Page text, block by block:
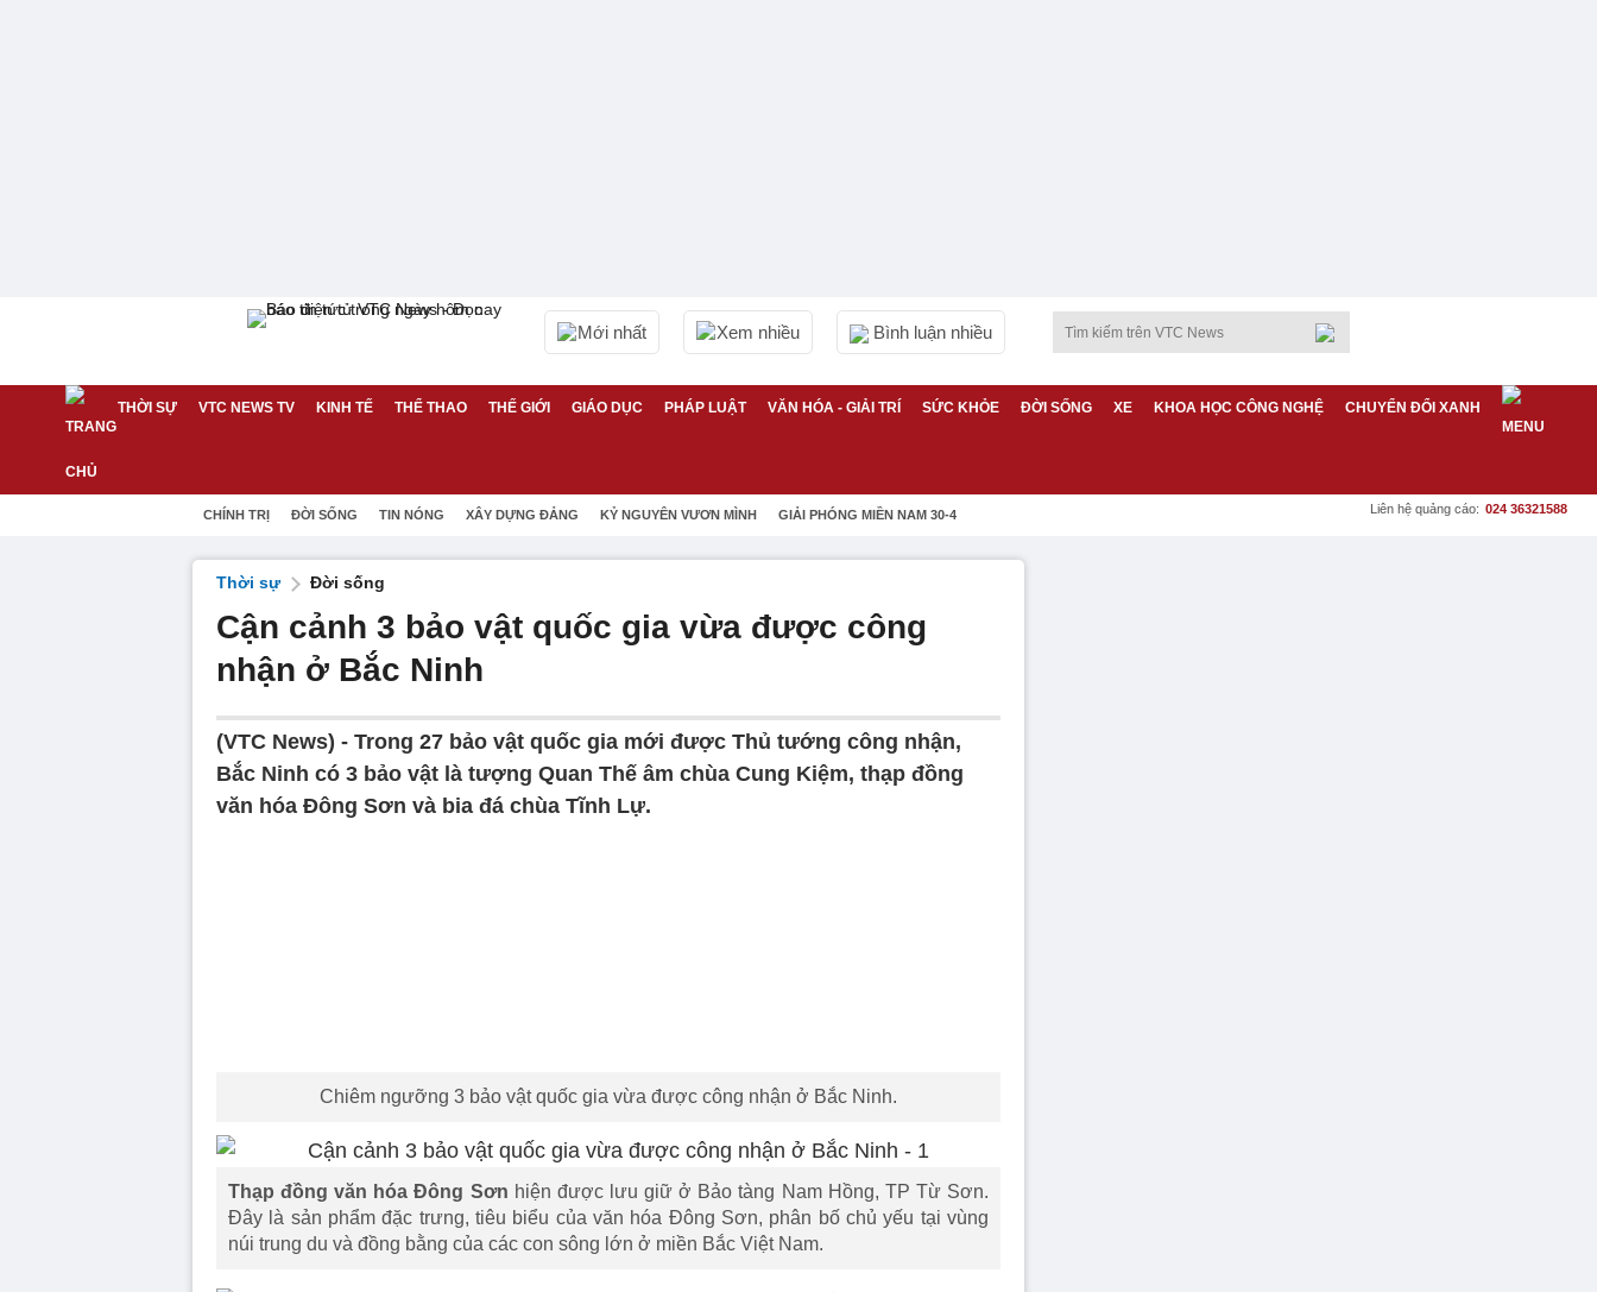
Mới nhất Xem nhiều Bình luận nhiều
THỜI SỰ VTC NEWS TV KINH TẾ THỂ THAO THẾ GIỚI GIÁO DỤC PHÁP LUẬT VĂN HÓA - GIẢI TRÍ SỨC KHỎE ĐỜI SỐNG XE KHOA HỌC CÔNG NGHỆ CHUYỂN ĐỔI XANH
CHÍNH TRỊ ĐỜI SỐNG TIN NÓNG XÂY DỰNG ĐẢNG KỶ NGUYÊN VƯƠN MÌNH GIẢI PHÓNG MIỀN NAM 30-4 Liên hệ quảng cáo: 024 36321588
Thời sự Đời sống
Cận cảnh 3 bảo vật quốc gia vừa được công
nhận ở Bắc Ninh
(VTC News) - Trong 27 bảo vật quốc gia mới được Thủ tướng công nhận,
Bắc Ninh có 3 bảo vật là tượng Quan Thế âm chùa Cung Kiệm, thạp đồng
văn hóa Đông Sơn và bia đá chùa Tĩnh Lự.
Chiêm ngưỡng 3 bảo vật quốc gia vừa được công nhận ở Bắc Ninh.
Thạp đồng văn hóa Đông Sơn hiện được lưu giữ ở Bảo tàng Nam Hồng, TP Từ Sơn.
Đây là sản phẩm đặc trưng, tiêu biểu của văn hóa Đông Sơn, phân bố chủ yếu tại vùng
núi trung du và đồng bằng của các con sông lớn ở miền Bắc Việt Nam.